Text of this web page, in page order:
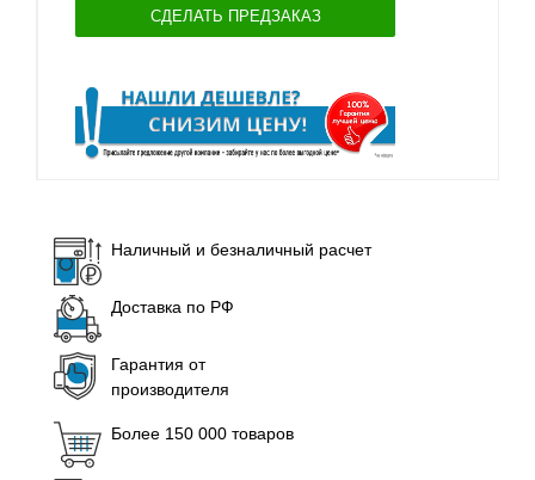
СДЕЛАТЬ ПРЕДЗАКАЗ
Наличный и безналичный расчет
Доставка по РФ
Гарантия от
производителя
Более 150 000 товаров